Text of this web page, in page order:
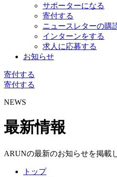
サポーターになる
寄付する
ニュースレターの購
インターンをする
求人に応募する
お知らせ
寄付する
寄付する
NEWS
最新情報
ARUNの最新のお知らせを掲載
トップ